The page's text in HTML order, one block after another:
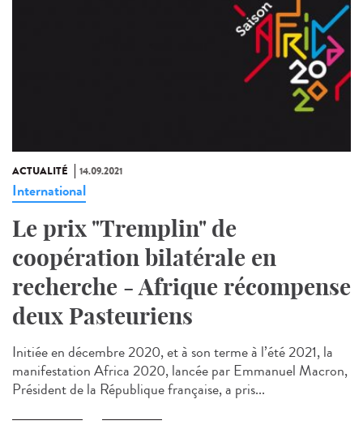
ACTUALITÉ 14.09.2021
International
Le prix "Tremplin" de
coopération bilatérale en
recherche - Afrique récompense
deux Pasteuriens
Initiée en décembre 2020, et à son terme à l’été 2021, la
manifestation Africa 2020, lancée par Emmanuel Macron,
Président de la République française, a pris...